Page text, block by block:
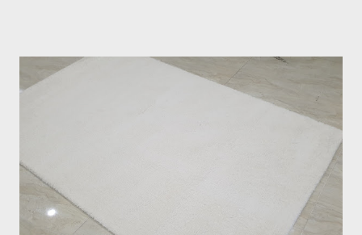
Thảm lót sàn quận 7 - ghé xem 500 mẫu thảm cao cấp đến từ
Thổ Nhĩ Kỳ Với hơn 500 mẫu thảm trải sàn, từ hiện đại đến cổ
điển, tân cổ điển, thảm lót sàn quận 7 sẽ là sự lựa chọn tốt
TPHCM Thảm Sợi Ngắn Quận 7 I0001 Mẫu thảm hiện đại
Thảm Sợi Ngắn I0002 Thảm Lót sàn quận 7 I0003 Thảm trải
sàn quận 7 I0006 Thảm lót sàn bán tại quận 7 I0016 5 mẫu
thảm lông xù bán t...